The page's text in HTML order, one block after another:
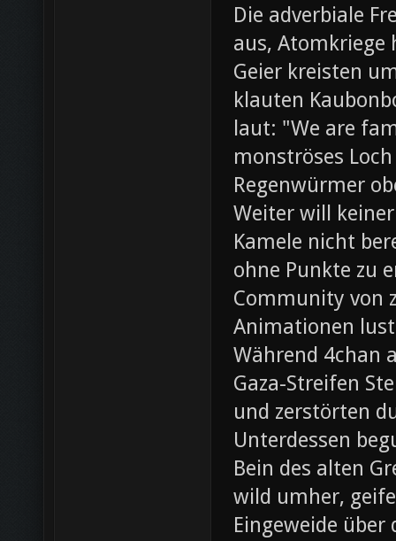
Die adverbiale
aus,
Geier kreisten
klauten
laut: "We are
monströses
Regenwürmer
Weiter will
Kamele nicht
ohne Punkte zu
Community von
Animationen
Während 4chan
Gaza-Streifen
und zerstörten
Unterdessen
Bein des alten
wild umher,
Eingeweide